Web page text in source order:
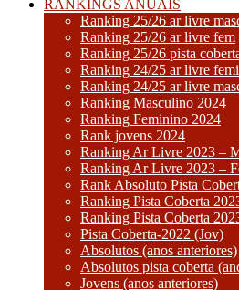
RANKINGS ANUAIS
Ranking 25/26 ar livre
Ranking 25/26 ar livre fem
Ranking 25/26 pista
Ranking 24/25 ar livre
Ranking 24/25 ar livre
Ranking Masculino 2024
Ranking Feminino 2024
Rank jovens 2024
Ranking Ar Livre 2023 –
Ranking Ar Livre 2023 –
Rank Absoluto Pista
Ranking Pista Coberta
Ranking Pista Coberta
Pista Coberta-2022 (Jov)
Absolutos (anos anteriores)
Absolutos pista coberta
Jovens (anos anteriores)